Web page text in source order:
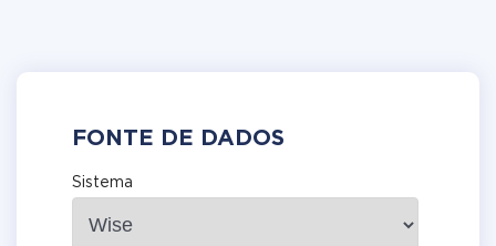
FONTE DE DADOS
Sistema